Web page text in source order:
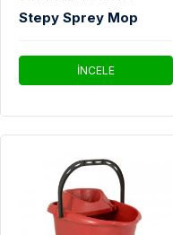
Stepy Sprey Mop
İNCELE